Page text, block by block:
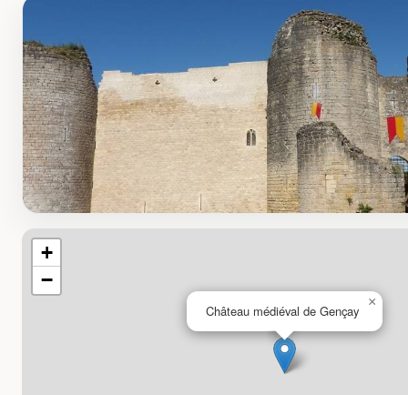
Château médiéval de Gençay
×
+
−